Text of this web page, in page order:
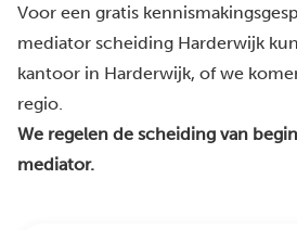
Voor een gratis
mediator scheiding Harderwijk
kantoor in Harderwijk, of we
regio.
We regelen de scheiding van
mediator.